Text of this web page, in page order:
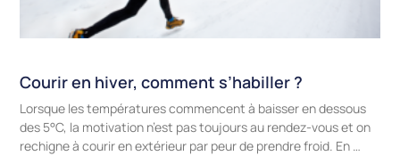
Courir en hiver, comment s’habiller ?
Lorsque les températures commencent à baisser en dessous
des 5°C, la motivation n’est pas toujours au rendez-vous et on
rechigne à courir en extérieur par peur de prendre froid. En …